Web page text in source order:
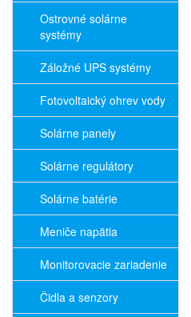
Ostrovné solárne
systémy
Záložné UPS systémy
Fotovoltaický ohrev vody
Solárne panely
Solárne regulátory
Solárne batérie
Meniče napätia
Monitorovacie zariadenie
Čidla a senzory